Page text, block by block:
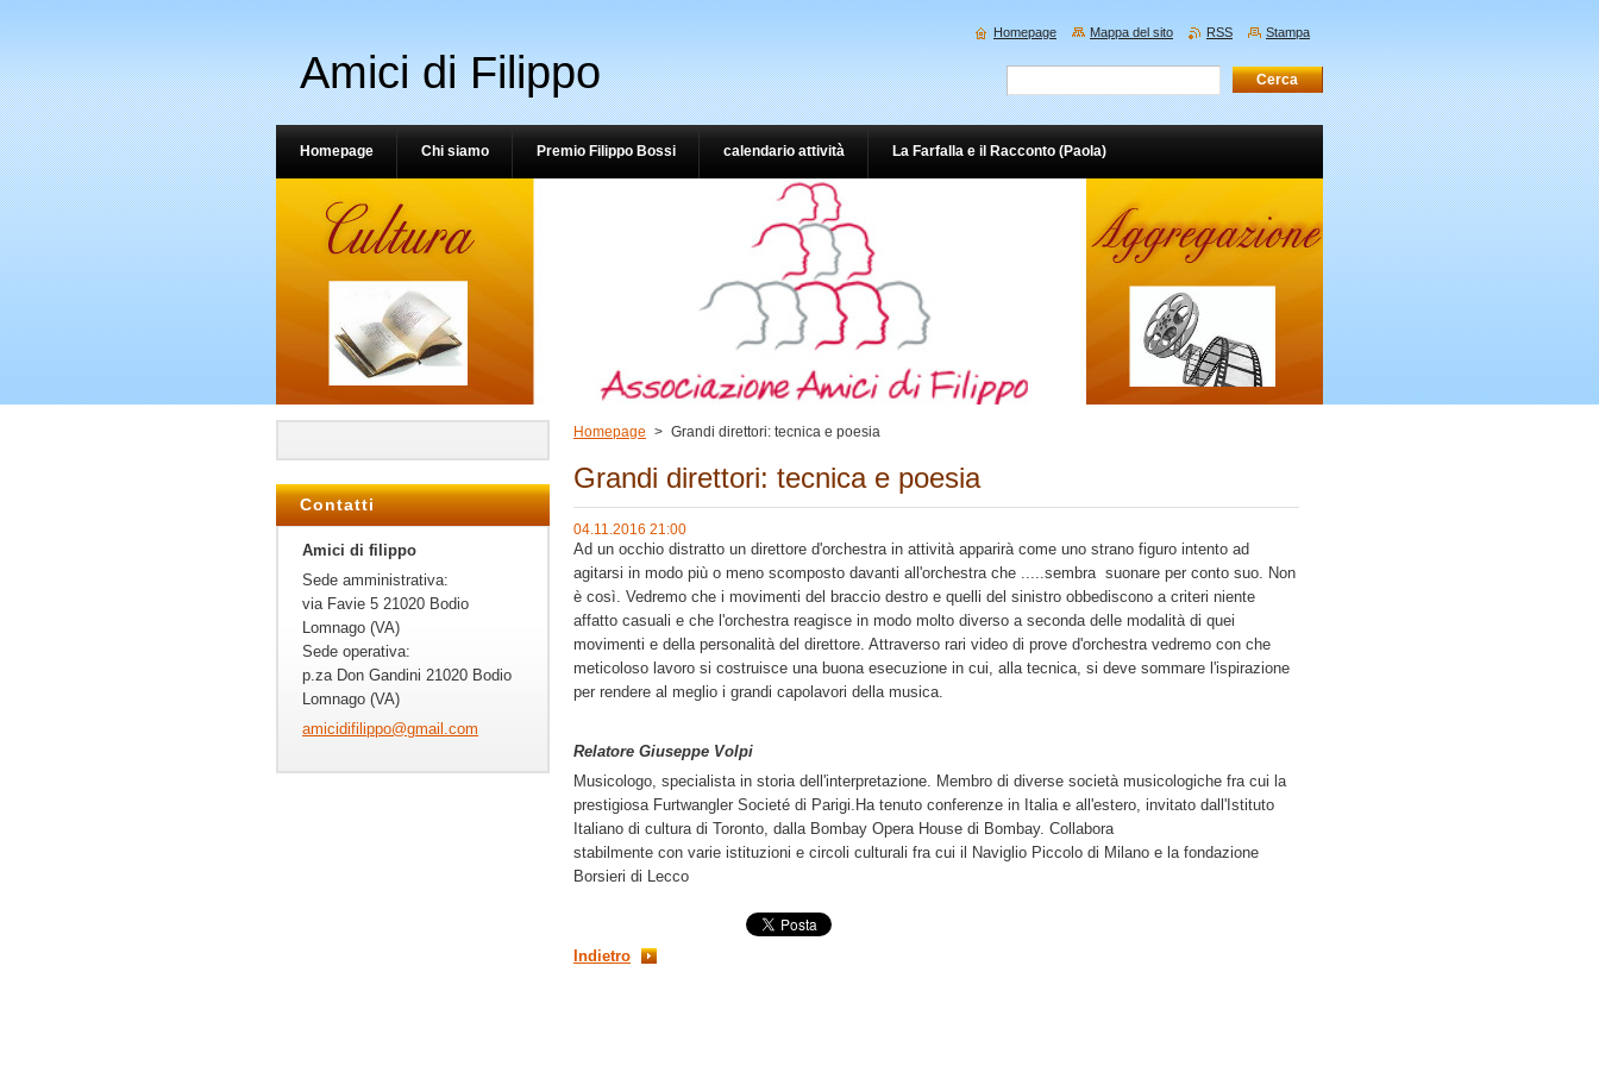
Amici di Filippo
Homepage > Grandi direttori: tecnica e poesia
Grandi direttori: tecnica e poesia
04.11.2016 21:00
Ad un occhio distratto un direttore d'orchestra in attività apparirà come uno strano figuro intento ad
agitarsi in modo più o meno scomposto davanti all'orchestra che .....sembra suonare per conto suo. Non
è così. Vedremo che i movimenti del braccio destro e quelli del sinistro obbediscono a criteri niente
affatto casuali e che l'orchestra reagisce in modo molto diverso a seconda delle modalità di quei
movimenti e della personalità del direttore. Attraverso rari video di prove d'orchestra vedremo con che
meticoloso lavoro si costruisce una buona esecuzione in cui, alla tecnica, si deve sommare l'ispirazione
per rendere al meglio i grandi capolavori della musica.
Relatore Giuseppe Volpi
Musicologo, specialista in storia dell'interpretazione. Membro di diverse società musicologiche fra cui la
prestigiosa Furtwangler Societé di Parigi.Ha tenuto conferenze in Italia e all'estero, invitato dall'Istituto
Italiano di cultura di Toronto, dalla Bombay Opera House di Bombay. Collabora
stabilmente con varie istituzioni e circoli culturali fra cui il Naviglio Piccolo di Milano e la fondazione
Borsieri di Lecco
Indietro
Contatti
Amici di filippo
Sede amministrativa:
via Favie 5 21020 Bodio
Lomnago (VA)
Sede operativa:
p.za Don Gandini 21020 Bodio
Lomnago (VA)
amicidifilippo@gmail.com
Homepage Chi siamo Premio Filippo Bossi calendario attività La Farfalla e il Racconto (Paola)
Homepage Mappa del sito RSS Stampa